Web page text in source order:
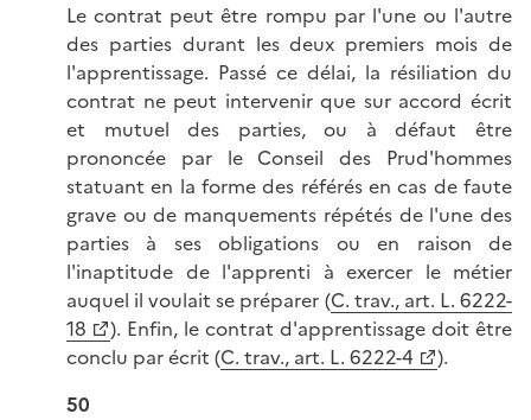
Le contrat peut être rompu par l'une ou l'autre
des parties durant les deux premiers mois de
l'apprentissage. Passé ce délai, la résiliation du
contrat ne peut intervenir que sur accord écrit
et mutuel des parties, ou à défaut être
prononcée par le Conseil des Prud'hommes
statuant en la forme des référés en cas de faute
grave ou de manquements répétés de l'une des
parties à ses obligations ou en raison de
l'inaptitude de l'apprenti à exercer le métier
auquel il voulait se préparer (C. trav., art. L. 6222-
18
). Enfin, le contrat d'apprentissage doit être
conclu par écrit (C. trav., art. L. 6222-4
).
50